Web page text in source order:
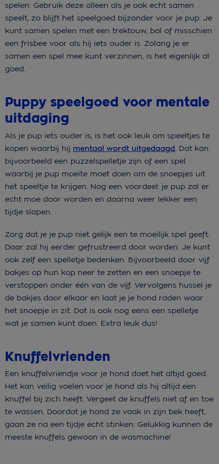
spelen. Gebruik deze alleen als je ook echt samen
speelt, zo blijft het speelgoed bijzonder voor je pup. Je
kunt samen spelen met een trektouw, bal of misschien
een frisbee voor als hij iets ouder is. Zolang je er
samen een spel mee kunt verzinnen, is het eigenlijk al
goed.
Puppy speelgoed voor mentale
uitdaging
Als je pup iets ouder is, is het ook leuk om speeltjes te
kopen waarbij hij mentaal wordt uitgedaagd . Dat kan
bijvoorbeeld een puzzelspelletje zijn of een spel
waarbij je pup moeite moet doen om de snoepjes uit
het speeltje te krijgen. Nog een voordeel: je pup zal er
echt moe door worden en daarna weer lekker een
tijdje slapen.
Zorg dat je je pup niet gelijk een te moeilijk spel geeft.
Daar zal hij eerder gefrustreerd door worden. Je kunt
ook zelf een spelletje bedenken. Bijvoorbeeld door vijf
bakjes op hun kop neer te zetten en een snoepje te
verstoppen onder één van de vijf. Vervolgens hussel je
de bakjes door elkaar en laat je je hond raden waar
het snoepje in zit. Dat is ook nog eens een spelletje
wat je samen kunt doen. Extra leuk dus!
Knuffelvrienden
Een knuffelvriendje voor je hond doet het altijd goed.
Het kan veilig voelen voor je hond als hij altijd een
knuffel bij zich heeft. Vergeet de knuffels niet af en toe
te wassen. Doordat je hond ze vaak in zijn bek heeft,
gaan ze na een tijdje echt stinken. Gelukkig kunnen de
meeste knuffels gewoon in de wasmachine!